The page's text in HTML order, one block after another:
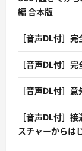
編 合本版
［音声DL付］
［音声DL付］
［音声DL付］
［音声DL付］
スチャーからは